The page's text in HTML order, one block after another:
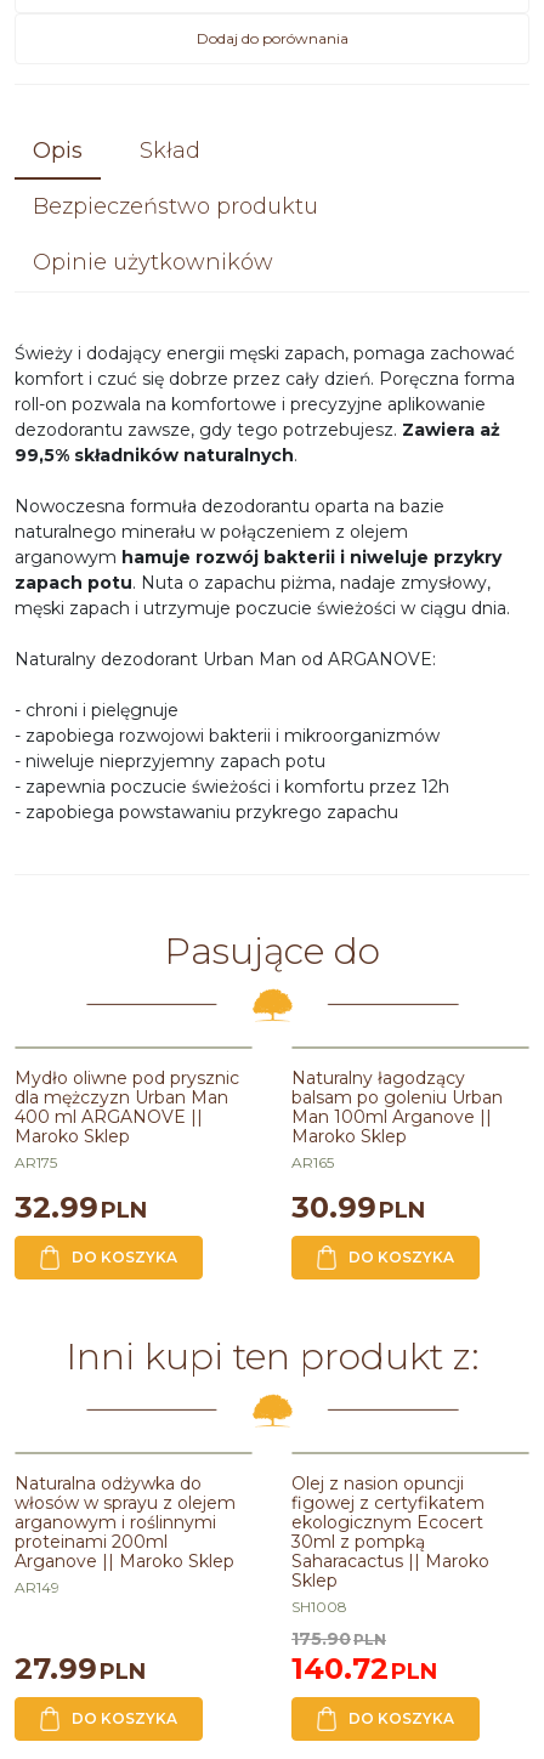
Dodaj do porównania
Opis Skład
Bezpieczeństwo produktu
Opinie użytkowników
Świeży i dodający energii męski zapach, pomaga zachować
komfort i czuć się dobrze przez cały dzień. Poręczna forma
roll-on pozwala na komfortowe i precyzyjne aplikowanie
dezodorantu zawsze, gdy tego potrzebujesz. Zawiera aż
99,5% składników naturalnych.
Nowoczesna formuła dezodorantu oparta na bazie
naturalnego minerału w połączeniem z olejem
arganowym hamuje rozwój bakterii i niweluje przykry
zapach potu. Nuta o zapachu piżma, nadaje zmysłowy,
męski zapach i utrzymuje poczucie świeżości w ciągu dnia.
Naturalny dezodorant Urban Man od ARGANOVE:
- chroni i pielęgnuje
- zapobiega rozwojowi bakterii i mikroorganizmów
- niweluje nieprzyjemny zapach potu
- zapewnia poczucie świeżości i komfortu przez 12h
- zapobiega powstawaniu przykrego zapachu
Pasujące do
Mydło oliwne pod prysznic
dla mężczyzn Urban Man
400 ml ARGANOVE ||
Maroko Sklep
AR175
32.99PLN
DO KOSZYKA
Naturalny łagodzący
balsam po goleniu Urban
Man 100ml Arganove ||
Maroko Sklep
AR165
30.99PLN
DO KOSZYKA
Inni kupi ten produkt z:
Naturalna odżywka do
włosów w sprayu z olejem
arganowym i roślinnymi
proteinami 200ml
Arganove || Maroko Sklep
AR149
27.99PLN
DO KOSZYKA
PROMOCJA
Olej z nasion opuncji
figowej z certyfikatem
ekologicznym Ecocert
30ml z pompką
Saharacactus || Maroko
Sklep
SH1008
175.90PLN
140.72PLN
DO KOSZYKA